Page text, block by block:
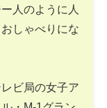
人のように人
しゃべりにな
ビ局の女子ア